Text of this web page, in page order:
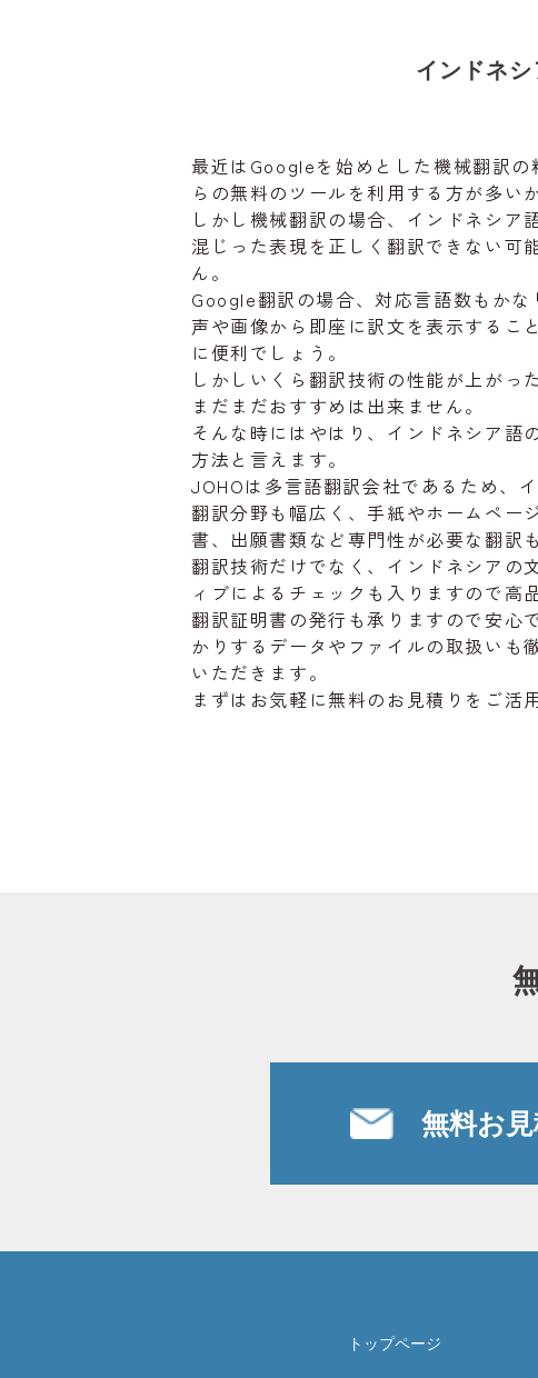
インドネ
最近はGoogleを始めとした機械翻訳
らの無料のツールを利用する方が多い
しかし機械翻訳の場合、インドネシア
混じった表現を正しく翻訳できない可
ん。
Google翻訳の場合、対応言語数もか
声や画像から即座に訳文を表示するこ
に便利でしょう。
しかしいくら翻訳技術の性能が上がっ
まだまだおすすめは出来ません。
そんな時にはやはり、インドネシア語
方法と言えます。
JOHOは多言語翻訳会社であるため、
翻訳分野も幅広く、手紙やホームペー
書、出願書類など専門性が必要な翻訳
翻訳技術だけでなく、インドネシアの
ィブによるチェックも入りますので高
翻訳証明書の発行も承りますので安心
かりするデータやファイルの取扱いも
いただきます。
まずはお気軽に無料のお見積りをご活
無料お見
トップページ